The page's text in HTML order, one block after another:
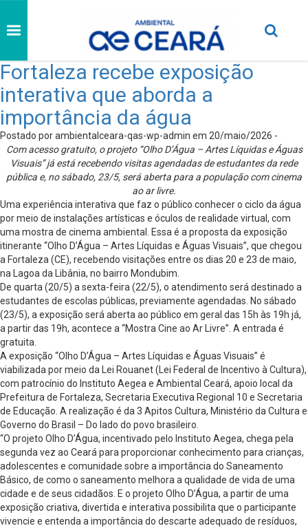
Fortaleza recebe exposição
interativa que aborda a
importância da água
Postado por ambientalceara-qas-wp-admin em 20/maio/2026 -
Com acesso gratuito, o projeto “Olho D’Água – Artes Líquidas e Águas
Visuais” já está recebendo visitas agendadas de estudantes da rede
pública e, no sábado, 23/5, será aberta para a população com cinema
ao ar livre.
Uma experiência interativa que faz o público conhecer o ciclo da água
por meio de instalações artísticas e óculos de realidade virtual, com
uma mostra de cinema ambiental. Essa é a proposta da exposição
itinerante “Olho D’Água – Artes Líquidas e Águas Visuais”, que chegou
a Fortaleza (CE), recebendo visitações entre os dias 20 e 23 de maio,
na Lagoa da Libânia, no bairro Mondubim.
De quarta (20/5) a sexta-feira (22/5), o atendimento será destinado a
estudantes de escolas públicas, previamente agendadas. No sábado
(23/5), a exposição será aberta ao público em geral das 15h às 19h já,
a partir das 19h, acontece a “Mostra Cine ao Ar Livre”. A entrada é
gratuita.
A exposição “Olho D’Água – Artes Líquidas e Águas Visuais” é
viabilizada por meio da Lei Rouanet (Lei Federal de Incentivo à Cultura),
com patrocínio do Instituto Aegea e Ambiental Ceará, apoio local da
Prefeitura de Fortaleza, Secretaria Executiva Regional 10 e Secretaria
de Educação. A realização é da 3 Apitos Cultura, Ministério da Cultura e
Governo do Brasil – Do lado do povo brasileiro.
“O projeto Olho D’Água, incentivado pelo Instituto Aegea, chega pela
segunda vez ao Ceará para proporcionar conhecimento para crianças,
adolescentes e comunidade sobre a importância do Saneamento
Básico, de como o saneamento melhora a qualidade de vida de uma
cidade e de seus cidadãos. E o projeto Olho D’Água, a partir de uma
exposição criativa, divertida e interativa possibilita que o participante
vivencie e entenda a importância do descarte adequado de resíduos,